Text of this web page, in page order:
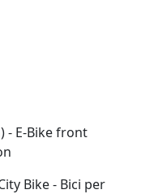
- E-Bike front
Bike - Bici per